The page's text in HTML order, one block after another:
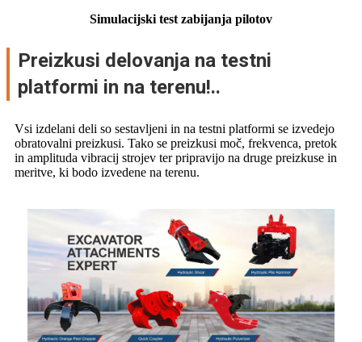
Simulacijski test zabijanja pilotov
Preizkusi delovanja na testni
platformi in na terenu!..
Vsi izdelani deli so sestavljeni in na testni platformi se izvedejo
obratovalni preizkusi. Tako se preizkusi moč, frekvenca, pretok
in amplituda vibracij strojev ter pripravijo na druge preizkuse in
meritve, ki bodo izvedene na terenu.